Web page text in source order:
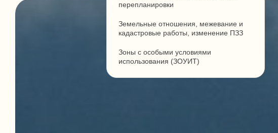
перепланировки
Земельные отношения, межевание и
кадастровые работы, изменение ПЗЗ
Зоны с особыми условиями
использования (ЗОУИТ)